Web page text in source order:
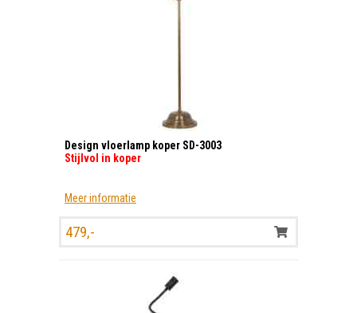
Design vloerlamp koper SD-3003
Stijlvol in koper
Meer informatie
479,-